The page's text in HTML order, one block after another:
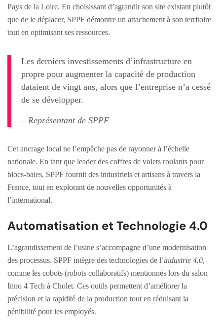
Pays de la Loire. En choisissant d’agrandir son site existant plutôt
que de le déplacer, SPPF démontre un attachement à son territoire
tout en optimisant ses ressources.
Les derniers investissements d’infrastructure en
propre pour augmenter la capacité de production
dataient de vingt ans, alors que l’entreprise n’a cessé
de se développer.
– Représentant de SPPF
Cet ancrage local ne l’empêche pas de rayonner à l’échelle
nationale. En tant que leader des coffres de volets roulants pour
blocs-baies, SPPF fournit des industriels et artisans à travers la
France, tout en explorant de nouvelles opportunités à
l’international.
Automatisation et Technologie 4.0
L’agrandissement de l’usine s’accompagne d’une modernisation
des processus. SPPF intègre des technologies de l’industrie 4.0,
comme les cobots (robots collaboratifs) mentionnés lors du salon
Inno 4 Tech à Cholet. Ces outils permettent d’améliorer la
précision et la rapidité de la production tout en réduisant la
pénibilité pour les employés.